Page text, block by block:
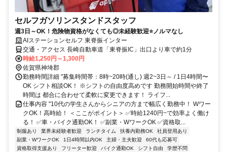
セルフガソリンスタンドスタッフ
週3日～OK！危険物資格がなくても◎未経験歓迎⭐ノルマなし
AIステーションセルフ 東脊振インター
交通・アクセス 長崎自動車道「東脊振IC」出口より車で約1分
時給1,250円～1,300円
佐賀県神埼郡
勤務時間詳細 "募集時間帯：8時~20時(通し) 週2~3日～ / 1日4時間〜
OK シフト相談OK！ ※シフトの自由度高めです 勤務開始時間や終了
時間は 都合に合わせて柔軟に変更できます！ ライフ...
仕事内容 "10代の学生さんからシニアの方まで幅広く勤務中！ Wワー
クOK！高時給！ ＜ここがポイント＞ ✅時給1240円~で効率よく働け
る！ ✅車・バイク通勤OK！ ✅副業・WワークOK ✅資格取...
制服あり 業界未経験者歓迎 ランチタイム 扶養内勤務OK
社員登用あり
副業・WワークOK
1日4時間以内OK 主婦・主夫歓迎
60代も応募可
資格取得支援あり
フリーター歓迎 バイク通勤OK シフト自由
学歴不問